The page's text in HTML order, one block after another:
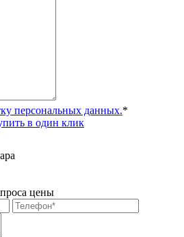
персональных данных.*
в один клик
цены